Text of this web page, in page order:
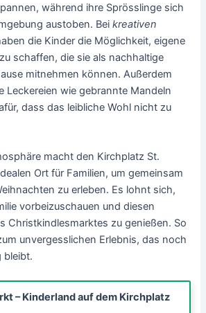
während ihre Sprösslinge sich
austoben. Beikreativen
die Kinder die Möglichkeit, eigene
schaffen, die sie als nachhaltige
mitnehmen können. Außerdem
Leckereien wie gebrannte Mandeln
dass das leibliche Wohl nicht zu
macht den Kirchplatz St.
Ort für Familien, um gemeinsam
zu erleben. Es lohnt sich,
vorbeizuschauen und diesen
Christkindlesmarktes zu genießen. So
unvergesslichen Erlebnis, das noch
bleibt.
– Kinderland auf dem Kirchplatz